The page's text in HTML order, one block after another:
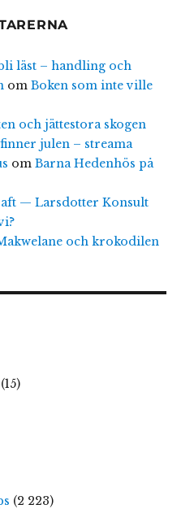
läst – handling och
om Boken som inte ville
och jättestora skogen
julen – streama
om Barna Hedenhös på
— Larsdotter Konsult
och krokodilen
(15)
(2 223)